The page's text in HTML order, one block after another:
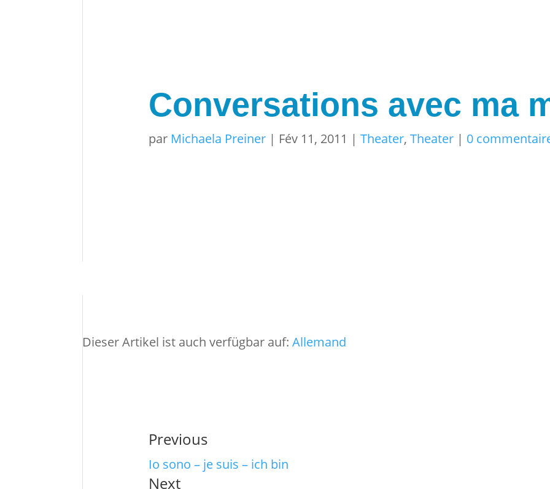
Conversations avec ma
par Michaela Preiner| Fév 11, 2011 | Theater, Theater| 0
Dieser Artikel ist auch verfügbar auf:Allemand
Previous
Io sono – je suis – ich bin
Next